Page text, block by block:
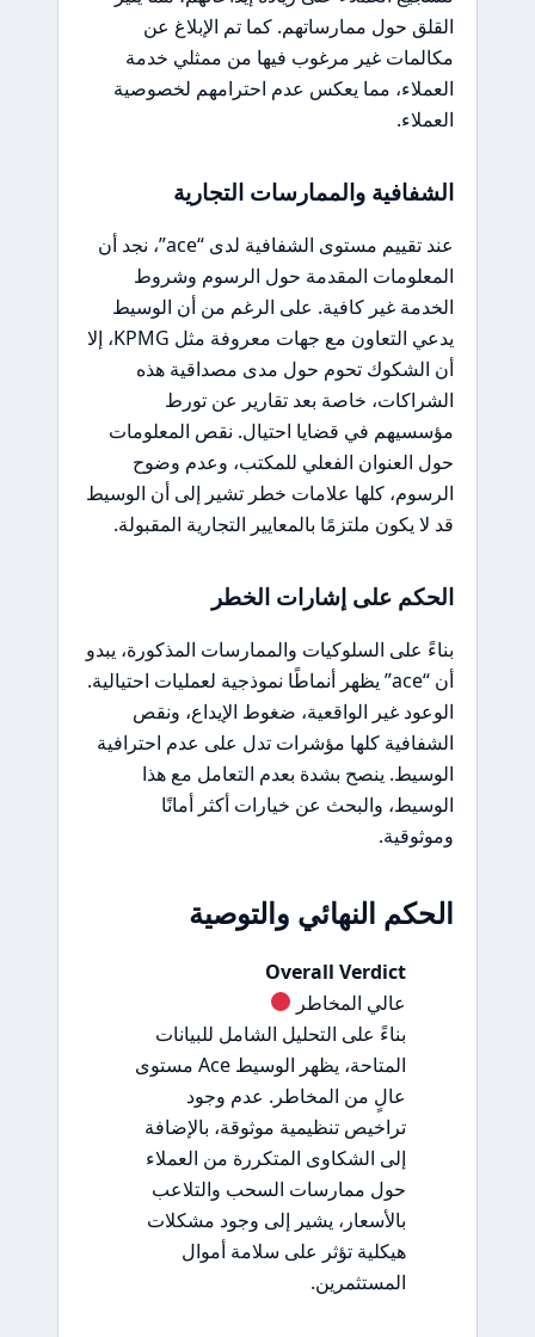
القلق حول ممارساتهم. كما تم الإبلاغ عن
مكالمات غير مرغوب فيها من ممثلي خدمة
العملاء، مما يعكس عدم احترامهم لخصوصية
العملاء.
الشفافية والممارسات التجارية
عند تقييم مستوى الشفافية لدى “ace”، نجد أن
المعلومات المقدمة حول الرسوم وشروط
الخدمة غير كافية. على الرغم من أن الوسيط
يدعي التعاون مع جهات معروفة مثل KPMG، إلا
أن الشكوك تحوم حول مدى مصداقية هذه
الشراكات، خاصة بعد تقارير عن تورط
مؤسسيهم في قضايا احتيال. نقص المعلومات
حول العنوان الفعلي للمكتب، وعدم وضوح
الرسوم، كلها علامات خطر تشير إلى أن الوسيط
قد لا يكون ملتزمًا بالمعايير التجارية المقبولة.
الحكم على إشارات الخطر
بناءً على السلوكيات والممارسات المذكورة، يبدو
أن “ace” يظهر أنماطًا نموذجية لعمليات احتيالية.
الوعود غير الواقعية، ضغوط الإيداع، ونقص
الشفافية كلها مؤشرات تدل على عدم احترافية
الوسيط. ينصح بشدة بعدم التعامل مع هذا
الوسيط، والبحث عن خيارات أكثر أمانًا
وموثوقية.
الحكم النهائي والتوصية
Overall Verdict
عالي المخاطر
بناءً على التحليل الشامل للبيانات
المتاحة، يظهر الوسيط Ace مستوى
عالٍ من المخاطر. عدم وجود
تراخيص تنظيمية موثوقة، بالإضافة
إلى الشكاوى المتكررة من العملاء
حول ممارسات السحب والتلاعب
بالأسعار، يشير إلى وجود مشكلات
هيكلية تؤثر على سلامة أموال
المستثمرين.